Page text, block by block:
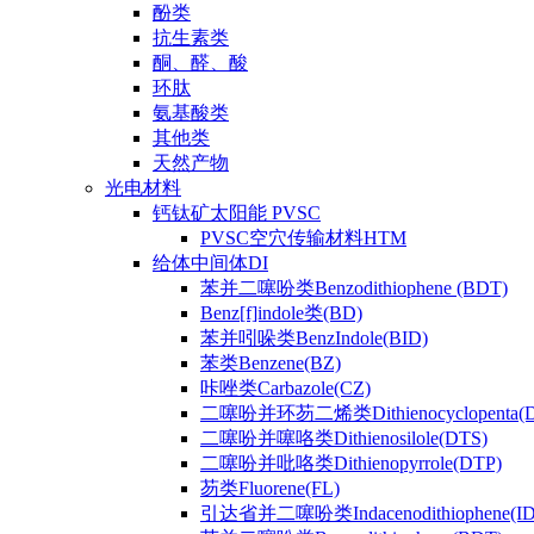
酚类
抗生素类
酮、醛、酸
环肽
氨基酸类
其他类
天然产物
光电材料
钙钛矿太阳能 PVSC
PVSC空穴传输材料HTM
给体中间体DI
苯并二噻吩类Benzodithiophene (BDT)
Benz[f]indole类(BD)
苯并吲哚类BenzIndole(BID)
苯类Benzene(BZ)
咔唑类Carbazole(CZ)
二噻吩并环芴二烯类
二噻吩并噻咯类Dithienosilole(DTS)
二噻吩并吡咯类Dithienopyrrole(DTP)
芴类Fluorene(FL)
引达省并二噻吩类